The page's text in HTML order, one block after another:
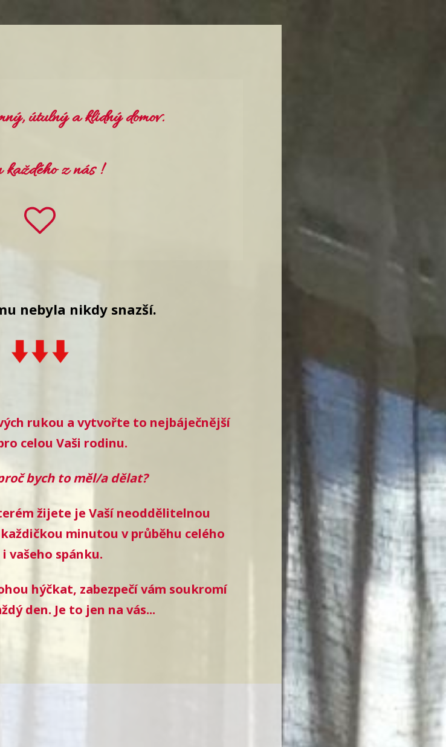
útulný a klidný domov.
každého z nás !
nebyla nikdy snazší.
rukou a vytvořte to nejbáječnější
celou Vaši rodinu.
bych to měl/a dělat?
žijete je Vaší neoddělitelnou
minutou v průběhu celého
vašeho spánku.
hýčkat, zabezpečí vám soukromí
den. Je to jen na vás...